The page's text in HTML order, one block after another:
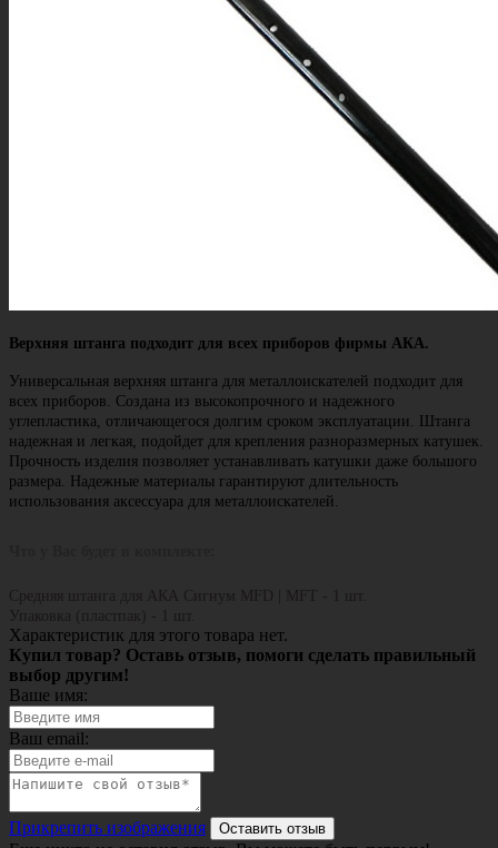
Верхняя штанга подходит для всех приборов фирмы АКА.
Универсальная верхняя штанга для металлоискателей подходит для
всех приборов. Создана из высокопрочного и надежного
углепластика, отличающегося долгим сроком эксплуатации. Штанга
надежная и легкая, подойдет для крепления разноразмерных катушек.
Прочность изделия позволяет устанавливать катушки даже большого
размера. Надежные материалы гарантируют длительность
использования аксессуара для металлоискателей.
Средняя штанга для АКА Сигнум MFD | MFT - 1 шт.
Упаковка (пластпак) - 1 шт.
Характеристик для этого товара нет.
Купил товар? Оставь отзыв, помоги сделать правильный
выбор другим!
Ваше имя:
Ваш email:
Прикрепить изображения Оставить отзыв